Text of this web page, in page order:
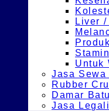
Liver /
Untuk
Jasa Sewa
Rubber
Damar
Jasa